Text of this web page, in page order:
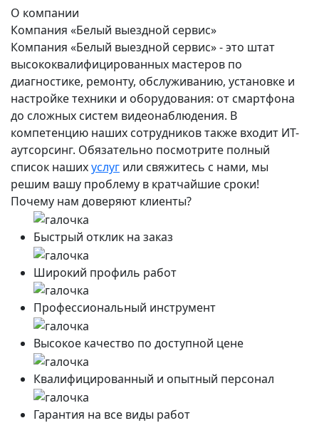
О компании
Компания «Белый выездной сервис»
Компания «Белый выездной сервис» - это штат
высококвалифицированных мастеров по
диагностике, ремонту, обслуживанию, установке и
настройке техники и оборудования: от смартфона
до сложных систем видеонаблюдения. В
компетенцию наших сотрудников также входит ИТ-
аутсорсинг. Обязательно посмотрите полный
список нашихуслуг или свяжитесь с нами, мы
решим вашу проблему в кратчайшие сроки!
Почему нам доверяют клиенты?
Быстрый отклик на заказ
Широкий профиль работ
Профессиональный инструмент
Высокое качество по доступной цене
Квалифицированный и опытный персонал
Гарантия на все виды работ